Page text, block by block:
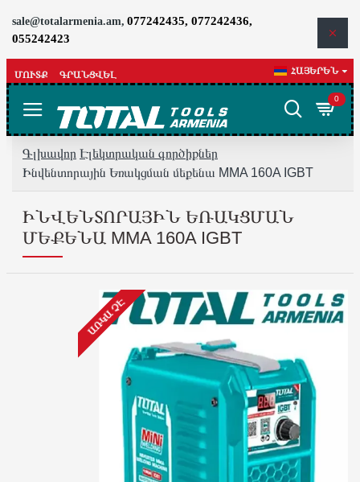
sale@totalarmenia.am, 077242435, 077242436,
055242423
ՄՈՒՏՔ ԳՐԱՆՑՎԵԼ ՀԱՅԵՐԵՆ
0
Գլխավոր Էլեկտրական գործիքներ
Ինվենտորային Եռակցման մեքենա MMA 160A IGBT
ԻՆՎԵՆՏՈՐԱՅԻՆ ԵՌԱԿՑՄԱՆ
ՄԵՔԵՆԱ MMA 160A IGBT
ԱՌԿԱ ՉԷ